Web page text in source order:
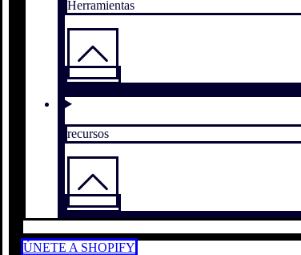
Herramientas
recursos
ÚNETE A SHOPIFY